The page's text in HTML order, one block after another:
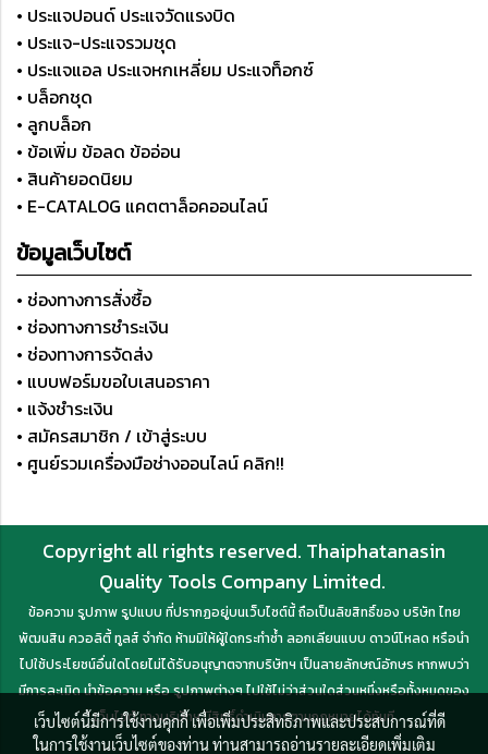
• ประแจปอนด์ ประแจวัดแรงบิด
• ประแจ-ประแจรวมชุด
• ประแจแอล ประแจหกเหลี่ยม ประแจท็อกซ์
• บล็อกชุด
• ลูกบล็อก
• ข้อเพิ่ม ข้อลด ข้ออ่อน
• สินค้ายอดนิยม
• E-CATALOG แคตตาล็อคออนไลน์
ข้อมูลเว็บไซต์
• ช่องทางการสั่งซื้อ
• ช่องทางการชำระเงิน
• ช่องทางการจัดส่ง
• แบบฟอร์มขอใบเสนอราคา
• แจ้งชำระเงิน
• สมัครสมาชิก / เข้าสู่ระบบ
• ศูนย์รวมเครื่องมือช่างออนไลน์ คลิก!!
Copyright all rights reserved. Thaiphatanasin
Quality Tools Company Limited.
ข้อความ รูปภาพ รูปแบบ ที่ปรากฏอยู่บนเว็บไซต์นี้ ถือเป็นลิขสิทธิ์ของ บริษัท ไทย
พัฒนสิน ควอลิตี้ ทูลส์ จำกัด ห้ามมิให้ผู้ใดกระทำซ้ำ ลอกเลียนแบบ ดาวน์โหลด หรือนำ
ไปใช้ประโยชน์อื่นใดโดยไม่ได้รับอนุญาตจากบริษัทฯ เป็นลายลักษณ์อักษร หากพบว่า
มีการละเมิด นำข้อความ หรือ รูปภาพต่างๆ ไปใช้ไม่ว่าส่วนใดส่วนหนึ่งหรือทั้งหมดของ
เว็บไซต์ ทางบริษัทฯ มีสิทธิ์ดำเนินการตามกฎหมายได้ทันที
เว็บไซต์นี้มีการใช้งานคุกกี้ เพื่อเพิ่มประสิทธิภาพและประสบการณ์ที่ดี
ในการใช้งานเว็บไซต์ของท่าน ท่านสามารถอ่านรายละเอียดเพิ่มเติม